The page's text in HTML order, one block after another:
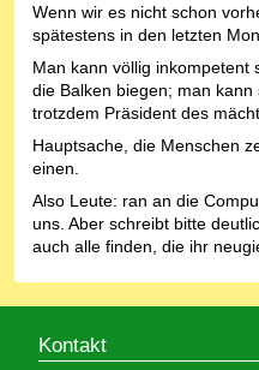
Wenn wir es nicht schon
spätestens in den letzten
Man kann völlig inkompetent
die Balken biegen; man
trotzdem Präsident des
Hauptsache, die Menschen
einen.
Also Leute: ran an die
uns. Aber schreibt bitte
auch alle finden, die ihr
Kontakt